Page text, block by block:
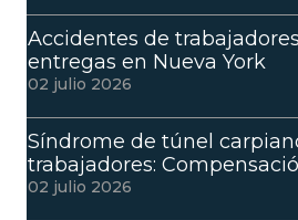
Accidentes de
entregas en Nueva York
02 julio 2026
Síndrome de túnel
trabajadores:
02 julio 2026